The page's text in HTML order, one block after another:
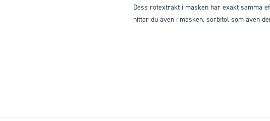
Dess rotextrakt i masken har exakt samma
hittar du även i masken, sorbitol som även